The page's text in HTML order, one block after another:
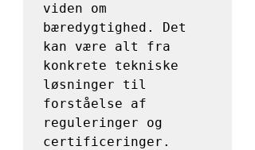
viden om
bæredygtighed. Det
kan være alt fra
konkrete tekniske
løsninger til
forståelse af
reguleringer og
certificeringer.